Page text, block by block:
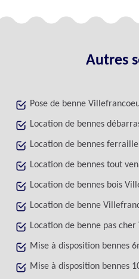
Autres
Pose de benne
Location de bennes
Location de bennes
Location de bennes tout
Location de bennes bois
Location de benne
Location de benne pas
Mise à disposition bennes
Mise à disposition bennes